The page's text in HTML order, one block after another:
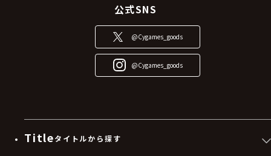
公式SNS
@Cygames_goods
@Cygames_goods
Titleタイトルから探す